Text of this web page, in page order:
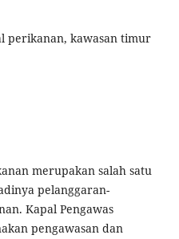
perikanan, kawasan timur
merupakan salah satu
pelanggaran-
Kapal Pengawas
pengawasan dan